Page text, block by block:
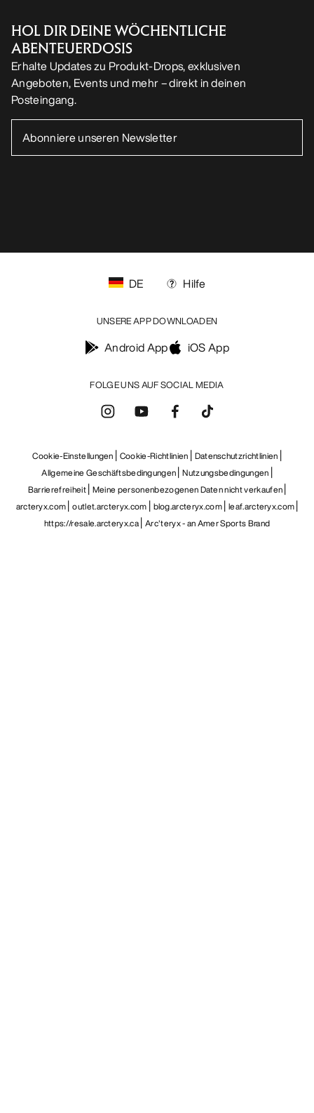
HOL DIR DEINE WÖCHENTLICHE
ABENTEUERDOSIS
Erhalte Updates zu Produkt-Drops, exklusiven
Angeboten, Events und mehr – direkt in deinen
Posteingang.
FOLGE UNS AUF SOCIAL MEDIA
DE Hilfe
UNSERE APP DOWNLOADEN
Android App iOS App
Cookie-Einstellungen Cookie-Richtlinien Datenschutzrichtlinien
Allgemeine Geschäftsbedingungen Nutzungsbedingungen
Barrierefreiheit Meine personenbezogenen Daten nicht verkaufen
arcteryx.com outlet.arcteryx.com blog.arcteryx.com leaf.arcteryx.com
https://resale.arcteryx.ca Arc'teryx - an Amer Sports Brand